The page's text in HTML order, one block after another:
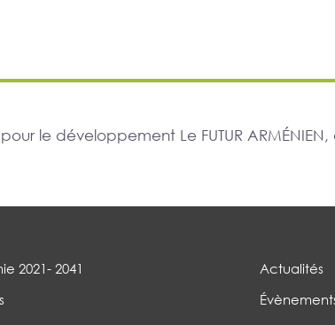
le développement Le FUTUR
2021- 2041
Actualités